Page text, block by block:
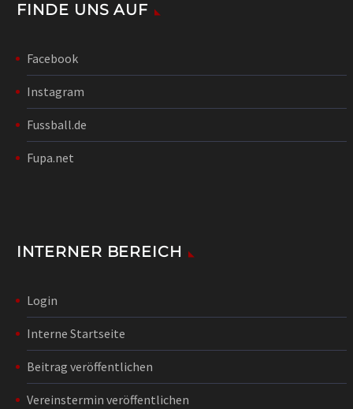
FINDE UNS AUF
Facebook
Instagram
Fussball.de
Fupa.net
INTERNER BEREICH
Login
Interne Startseite
Beitrag veröffentlichen
Vereinstermin veröffentlichen